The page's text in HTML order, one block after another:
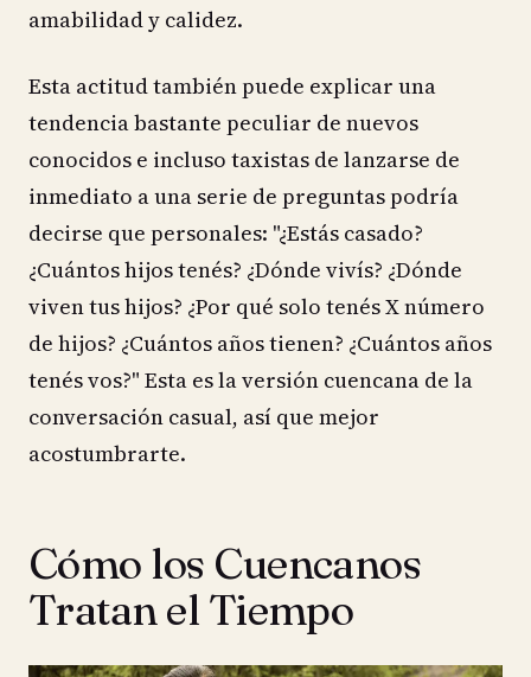
amabilidad y calidez.
Esta actitud también puede explicar una
tendencia bastante peculiar de nuevos
conocidos e incluso taxistas de lanzarse de
inmediato a una serie de preguntas podría
decirse que personales: "¿Estás casado?
¿Cuántos hijos tenés? ¿Dónde vivís? ¿Dónde
viven tus hijos? ¿Por qué solo tenés X número
de hijos? ¿Cuántos años tienen? ¿Cuántos años
tenés vos?" Esta es la versión cuencana de la
conversación casual, así que mejor
acostumbrarte.
Cómo los Cuencanos
Tratan el Tiempo